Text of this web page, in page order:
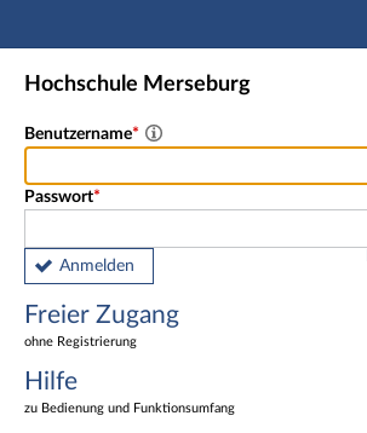
Hauptnavigation
Freier Zugang
Nutzerdaten abrufen
Fußzeile
Hochschule Merseburg
Benutzername
Passwort
Anmelden
Freier Zugang
ohne Registrierung
Hilfe
zu Bedienung und Funktionsumfang